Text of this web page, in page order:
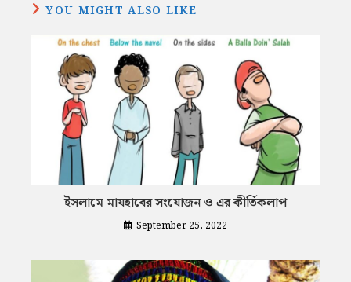
YOU MIGHT ALSO LIKE
ইসলামে মাযহাবের সংযোজন ও এর কীর্তিকলাপ
September 25, 2022